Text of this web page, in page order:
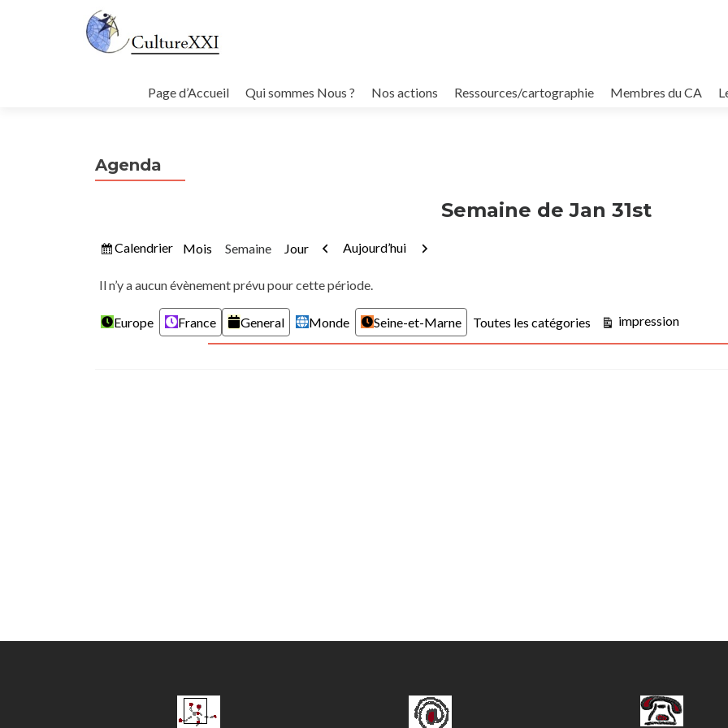
au
Page d’Accueil Qui sommes Nous ? Nos actions Ressources/cartographie Membres du CA
Agenda
Semaine de Jan 31st
Vue
Calendrier Mois Semaine Jour Précédent
Aujourd’hui Suivant
Il n’y a aucun évènement prévu pour cette période.
Catégories
Europe France General Monde Seine-et-Marne Toutes les catégories Vue
impression